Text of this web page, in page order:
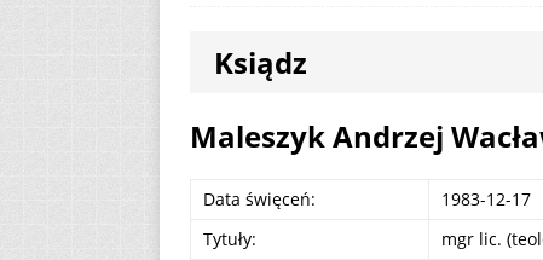
[ 2 sierpnia 2026 ]
(Mt 14, 22-33)
Ksiądz
Maleszyk Andrzej
Data święceń:
1983-12-17
Tytuły:
mgr lic.